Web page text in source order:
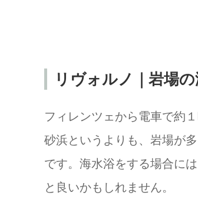
リヴォルノ｜岩場
フィレンツェから電車で約１
砂浜というよりも、岩場が
です。海水浴をする場合に
と良いかもしれません。